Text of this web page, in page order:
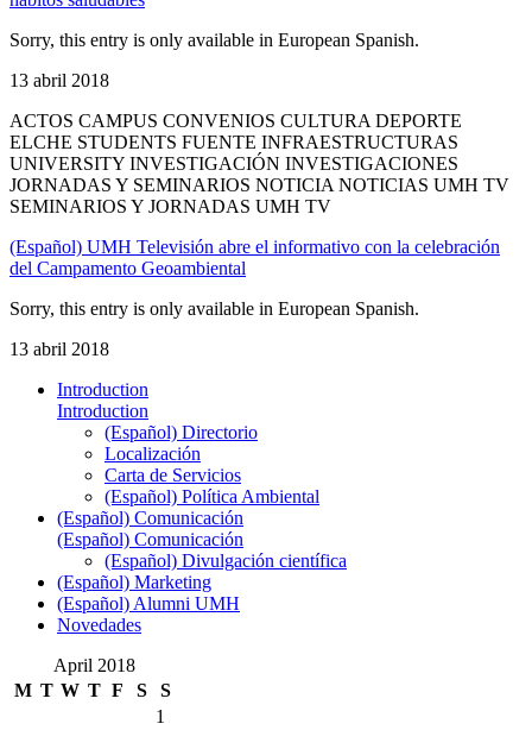
Sorry, this entry is only available in European Spanish.
13 abril 2018
ACTOS CAMPUS CONVENIOS CULTURA DEPORTE
ELCHE STUDENTS FUENTE INFRAESTRUCTURAS
UNIVERSITY INVESTIGACIÓN INVESTIGACIONES
JORNADAS Y SEMINARIOS NOTICIA NOTICIAS UMH TV
SEMINARIOS Y JORNADAS UMH TV
(Español) UMH Televisión abre el informativo con la celebración
del Campamento Geoambiental
Sorry, this entry is only available in European Spanish.
13 abril 2018
Introduction
Introduction
(Español) Directorio
Localización
Carta de Servicios
(Español) Política Ambiental
(Español) Comunicación
(Español) Comunicación
(Español) Divulgación científica
(Español) Marketing
(Español) Alumni UMH
Novedades
April 2018
M T W T F S
S
1